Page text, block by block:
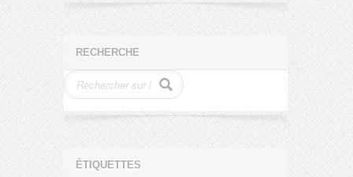
RECHERCHE
ÉTIQUETTES